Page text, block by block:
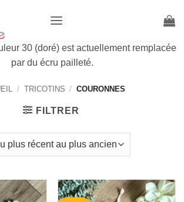
30 (doré) est actuellement remplacée
par du écru pailleté.
/ TRICOTINS / COURONNES
FILTRER